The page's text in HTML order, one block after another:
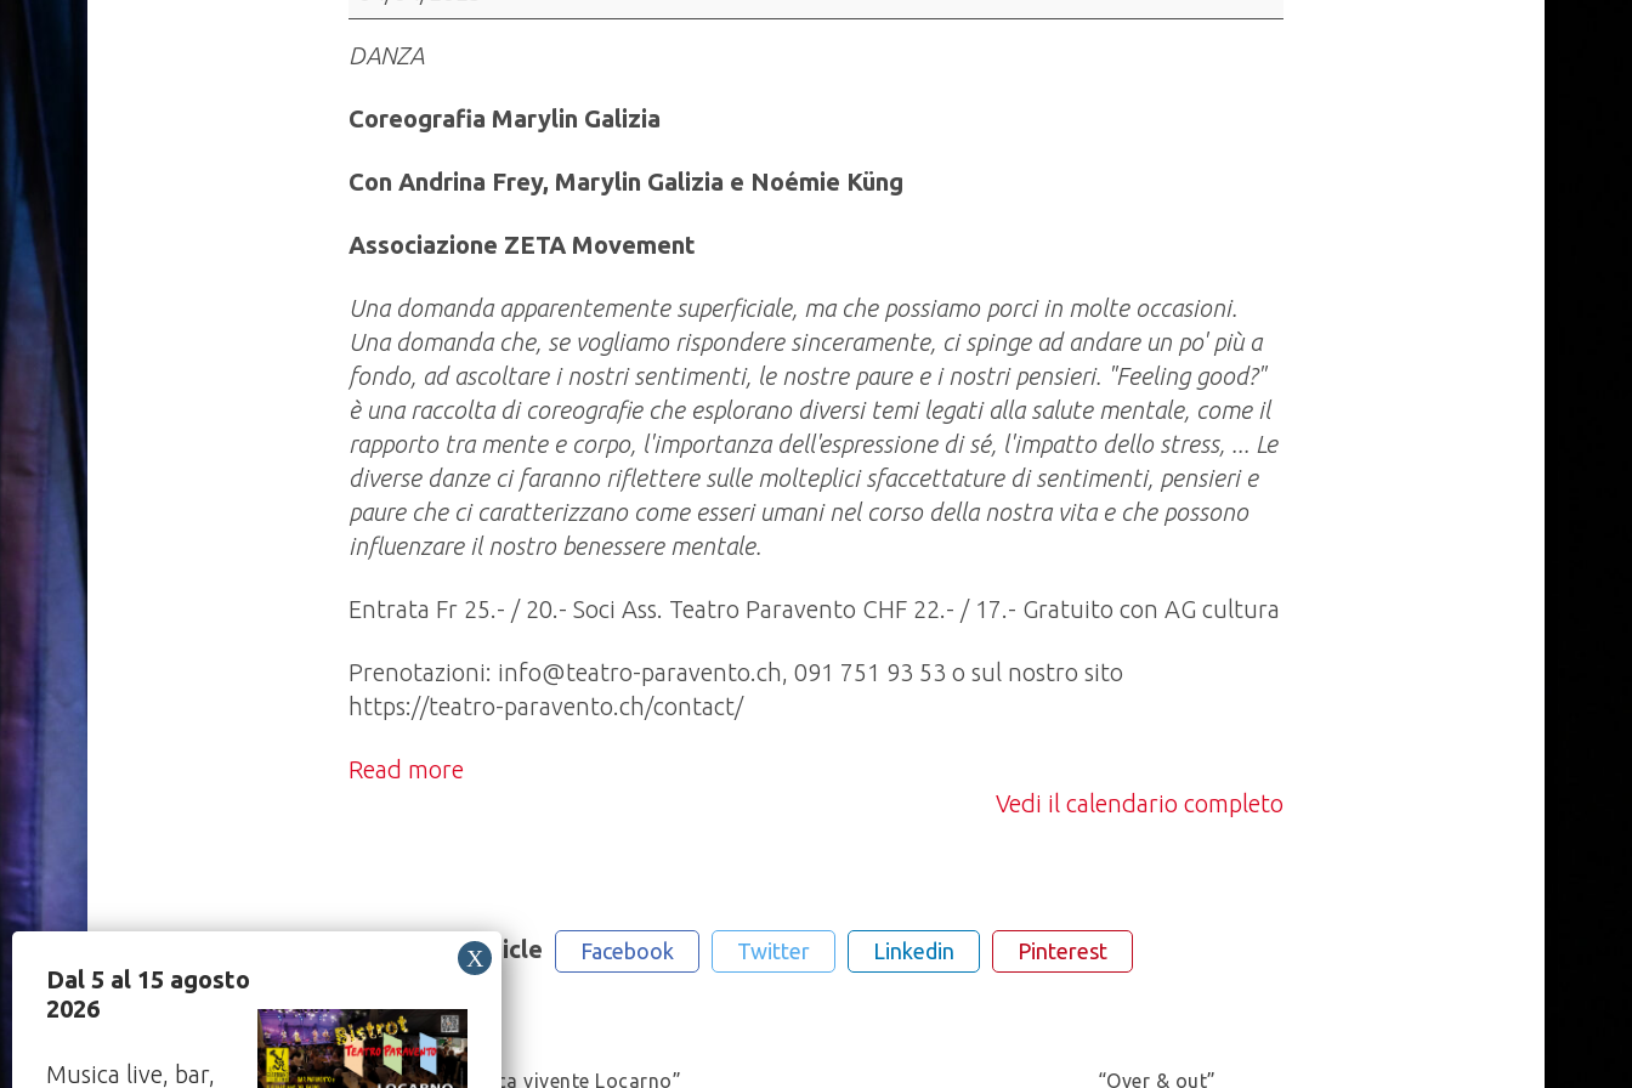
DANZA
Coreografia Marylin Galizia
Con Andrina Frey, Marylin Galizia e Noémie Küng
Associazione ZETA Movement
Una domanda apparentemente superficiale, ma che possiamo porci in molte occasioni.
Una domanda che, se vogliamo rispondere sinceramente, ci spinge ad andare un po' più a
fondo, ad ascoltare i nostri sentimenti, le nostre paure e i nostri pensieri. "Feeling good?"
è una raccolta di coreografie che esplorano diversi temi legati alla salute mentale, come il
rapporto tra mente e corpo, l'importanza dell'espressione di sé, l'impatto dello stress, ... Le
diverse danze ci faranno riflettere sulle molteplici sfaccettature di sentimenti, pensieri e
paure che ci caratterizzano come esseri umani nel corso della nostra vita e che possono
influenzare il nostro benessere mentale.
Entrata Fr 25.- / 20.- Soci Ass. Teatro Paravento CHF 22.- / 17.- Gratuito con AG cultura
Prenotazioni: info@teatro-paravento.ch, 091 751 93 53 o sul nostro sito
https://teatro-paravento.ch/contact/
Read more
Vedi il calendario completo
Share this article Facebook Twitter Linkedin Pinterest
“Biblioteca vivente Locarno” “Over & out”
Dal 5 al 15 agosto
2026
Musica live, bar,